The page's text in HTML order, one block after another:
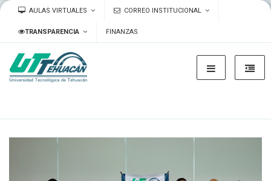
AULAS VIRTUALES CORREO INSTITUCIONAL
TRANSPARENCIA FINANZAS